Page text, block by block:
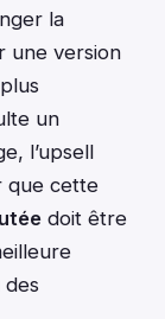
la
une version
un
l’upsell
que cette
doit être